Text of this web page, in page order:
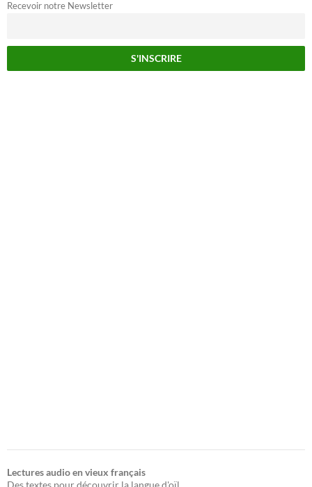
Recevoir notre Newsletter
Lectures audio en vieux français